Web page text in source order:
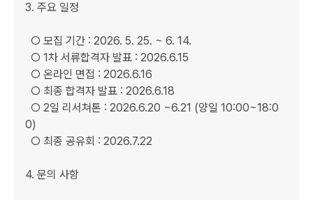
3. 주요 일정
0)
4. 문의 사항